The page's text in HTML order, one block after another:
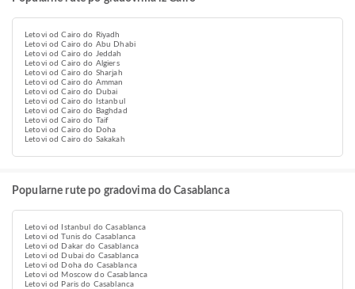
Letovi od Cairo do Riyadh
Letovi od Cairo do Abu Dhabi
Letovi od Cairo do Jeddah
Letovi od Cairo do Algiers
Letovi od Cairo do Sharjah
Letovi od Cairo do Amman
Letovi od Cairo do Dubai
Letovi od Cairo do Istanbul
Letovi od Cairo do Baghdad
Letovi od Cairo do Taif
Letovi od Cairo do Doha
Letovi od Cairo do Sakakah
Popularne rute po gradovima do Casablanca
Letovi od Istanbul do Casablanca
Letovi od Tunis do Casablanca
Letovi od Dakar do Casablanca
Letovi od Dubai do Casablanca
Letovi od Doha do Casablanca
Letovi od Moscow do Casablanca
Letovi od Paris do Casablanca